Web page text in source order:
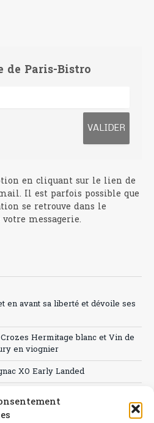
de Paris-Bistro
en cliquant sur le lien de
Il est parfois possible que
se retrouve dans le
messagerie.
en avant sa liberté et dévoile ses
Hermitage blanc et Vin de
en viognier
XO Early Landed